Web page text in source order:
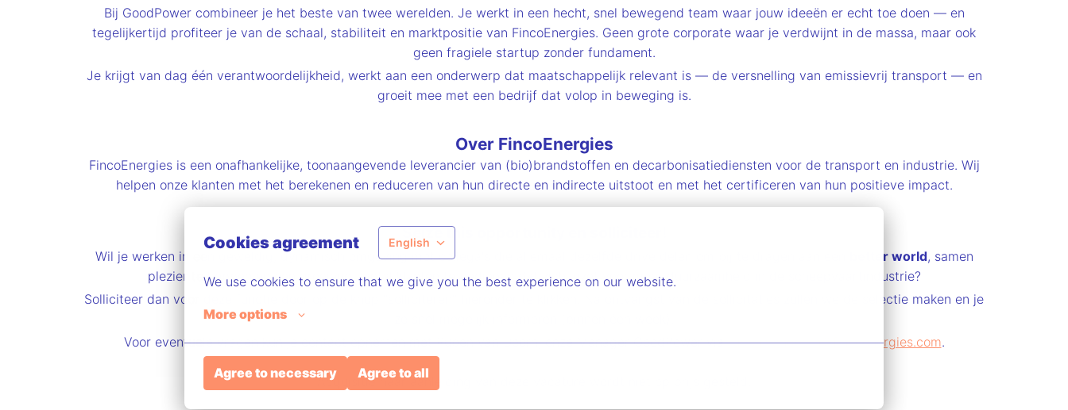
Cookies agreement English
We use cookies to ensure that we give you the best experience on our website.
More options
Agree to necessary Agree to all
Bij GoodPower combineer je het beste van twee werelden. Je werkt in een hecht, snel bewegend team waar jouw ideeën er echt toe doen — en
tegelijkertijd profiteer je van de schaal, stabiliteit en marktpositie van FincoEnergies. Geen grote corporate waar je verdwijnt in de massa, maar ook
geen fragiele startup zonder fundament.
Je krijgt van dag één verantwoordelijkheid, werkt aan een onderwerp dat maatschappelijk relevant is — de versnelling van emissievrij transport — en
groeit mee met een bedrijf dat volop in beweging is.
Over FincoEnergies
FincoEnergies is een onafhankelijke, toonaangevende leverancier van (bio)brandstoffen en decarbonisatiediensten voor de transport en industrie. Wij
helpen onze klanten met het berekenen en reduceren van hun directe en indirecte uitstoot en met het certificeren van hun positieve impact.
Seize this opportunity en solliciteer!
Wil je werken in een geweldig, dynamisch omgeving met collega's die allemaal dezelfde drive delen om bij te dragen aan een better world, samen
plezier te hebben en een groeiend aantal klanten te bedienen dat zich inzet voor meer duurzaamheid in de scheepvaartindustrie?
Solliciteer dan voor deze functie door op de knop "solliciteren" hieronder te klikken. Na ontvangst van de sollicitaties zullen we de selectie maken en je
Voor eventuele vragen kun je contact opnemen met Ruben van Doorn, onze Manager GoodPower viaruben.vandoorn@fincoenergies.com.
Acquisitie naar aanleiding van deze vacature wordt niet op prijs gesteld.